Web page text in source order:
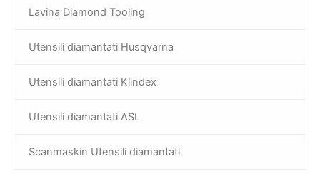
Lavina Diamond Tooling
Utensili diamantati Husqvarna
Utensili diamantati Klindex
Utensili diamantati ASL
Scanmaskin Utensili diamantati